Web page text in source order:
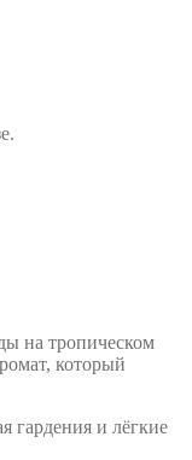
на тропическом
который
гардения и лёгкие